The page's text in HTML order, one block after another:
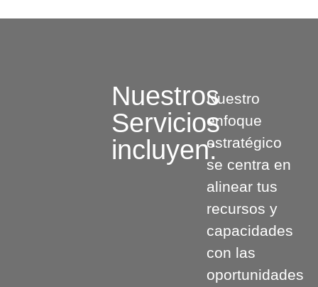
Nuestros
Servicios
incluyen:
Nuestro
enfoque
estratégico
se centra en
alinear tus
recursos y
capacidades
con las
oportunidades